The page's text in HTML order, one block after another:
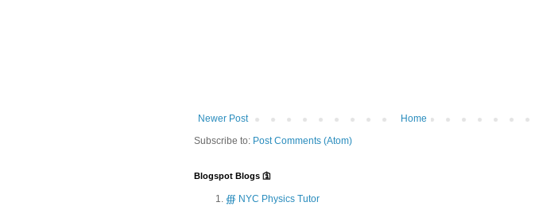
Newer Post
Home
Subscribe to: Post Comments (Atom)
Blogspot Blogs 🛐
∰ NYC Physics Tutor